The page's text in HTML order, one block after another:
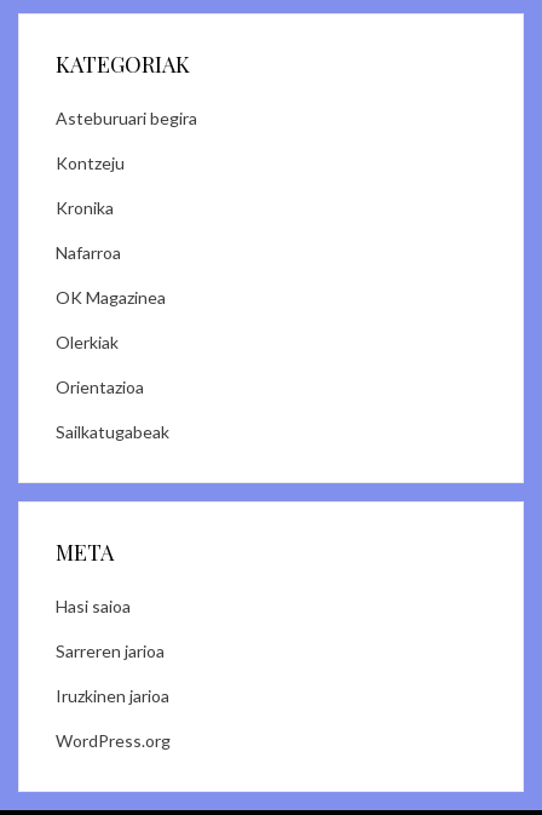
KATEGORIAK
Asteburuari begira
Kontzeju
Kronika
Nafarroa
OK Magazinea
Olerkiak
Orientazioa
Sailkatugabeak
META
Hasi saioa
Sarreren jarioa
Iruzkinen jarioa
WordPress.org